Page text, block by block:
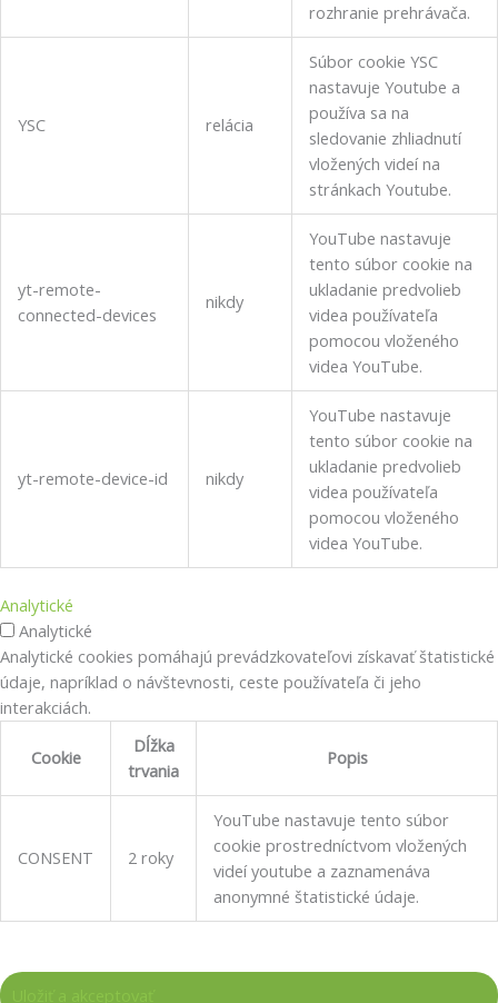
rozhranie prehrávača.
YSC relácia
Súbor cookie YSC
nastavuje Youtube a
používa sa na
sledovanie zhliadnutí
vložených videí na
stránkach Youtube.
yt-remote-
connected-devices
nikdy
YouTube nastavuje
tento súbor cookie na
ukladanie predvolieb
videa používateľa
pomocou vloženého
videa YouTube.
yt-remote-device-id nikdy
YouTube nastavuje
tento súbor cookie na
ukladanie predvolieb
videa používateľa
pomocou vloženého
videa YouTube.
Analytické
Analytické
Analytické cookies pomáhajú prevádzkovateľovi získavať štatistické
údaje, napríklad o návštevnosti, ceste používateľa či jeho
interakciách.
Cookie
Dĺžka
trvania
Popis
CONSENT 2 roky
YouTube nastavuje tento súbor
cookie prostredníctvom vložených
videí youtube a zaznamenáva
anonymné štatistické údaje.